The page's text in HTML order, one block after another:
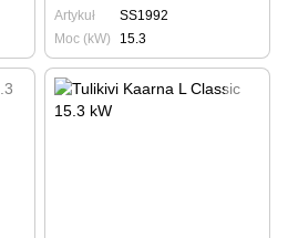
Artykuł
SS1992
Moc (kW)
15.3